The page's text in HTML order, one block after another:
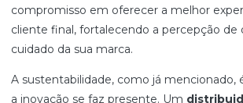
compromisso em oferecer a melhor
cliente final, fortalecendo a percepção de
cuidado da sua marca.
A sustentabilidade, como já mencionado,
a inovação se faz presente. Um